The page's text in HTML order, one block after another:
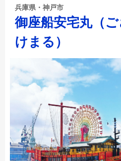
兵庫県・神戸市
御座船安宅丸（
けまる）